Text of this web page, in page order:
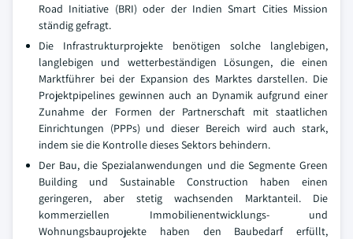
Road Initiative (BRI) oder der Indien Smart Cities Mission
ständig gefragt.
Die Infrastrukturprojekte benötigen solche langlebigen,
langlebigen und wetterbeständigen Lösungen, die einen
Marktführer bei der Expansion des Marktes darstellen. Die
Projektpipelines gewinnen auch an Dynamik aufgrund einer
Zunahme der Formen der Partnerschaft mit staatlichen
Einrichtungen (PPPs) und dieser Bereich wird auch stark,
indem sie die Kontrolle dieses Sektors behindern.
Der Bau, die Spezialanwendungen und die Segmente Green
Building und Sustainable Construction haben einen
geringeren, aber stetig wachsenden Marktanteil. Die
kommerziellen Immobilienentwicklungs- und
Wohnungsbauprojekte haben den Baubedarf erfüllt,